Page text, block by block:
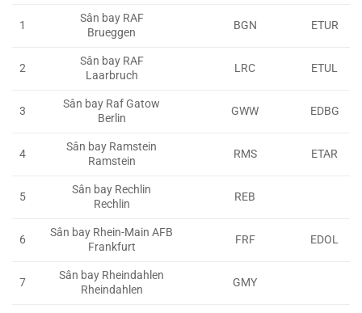
1
Sân bay RAF
Brueggen
BGN ETUR
2
Sân bay RAF
Laarbruch
LRC ETUL
3
Sân bay Raf Gatow
Berlin
GWW EDBG
4
Sân bay Ramstein
Ramstein
RMS ETAR
5
Sân bay Rechlin
Rechlin
REB
6
Sân bay Rhein-Main AFB
Frankfurt
FRF EDOL
7
Sân bay Rheindahlen
Rheindahlen
GMY